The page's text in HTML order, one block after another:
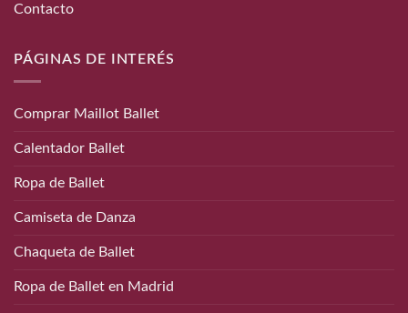
Contacto
PÁGINAS DE INTERÉS
Comprar Maillot Ballet
Calentador Ballet
Ropa de Ballet
Camiseta de Danza
Chaqueta de Ballet
Ropa de Ballet en Madrid